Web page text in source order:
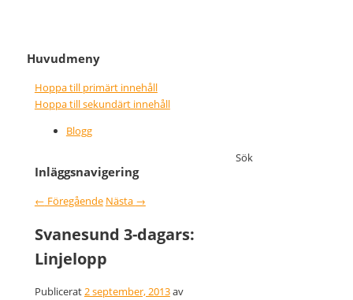
Nice wins nothing
faster
Huvudmeny
Hoppa till primärt innehåll
Hoppa till sekundärt innehåll
Blogg
Inläggsnavigering
← Föregående Nästa →
Svanesund 3-dagars:
Linjelopp
Publicerat2 september, 2013av
Sök